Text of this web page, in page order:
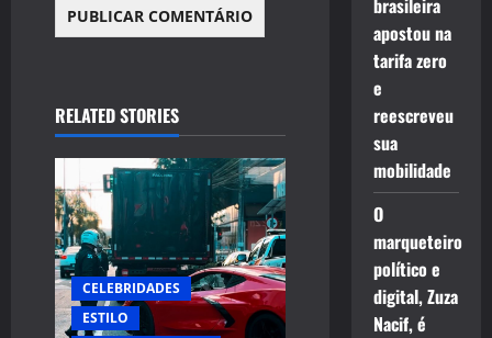
RELATED STORIES
CELEBRIDADES
ESTILO
brasileira
apostou na
tarifa zero
e
reescreveu
sua
mobilidade
O
marqueteiro
político e
digital, Zuza
Nacif, é